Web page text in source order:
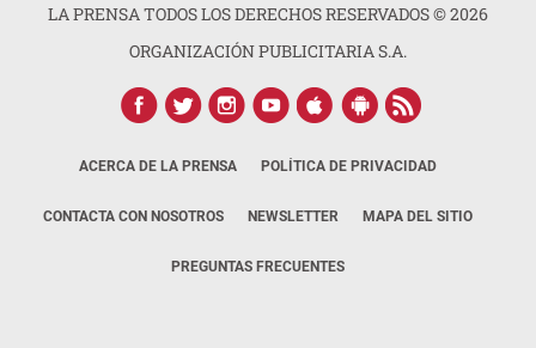
LA PRENSA TODOS LOS DERECHOS RESERVADOS ©2026
ORGANIZACIÓN PUBLICITARIA S.A.
ACERCA DE LA PRENSA POLÍTICA DE PRIVACIDAD
CONTACTA CON NOSOTROS NEWSLETTER MAPA DEL SITIO
PREGUNTAS FRECUENTES